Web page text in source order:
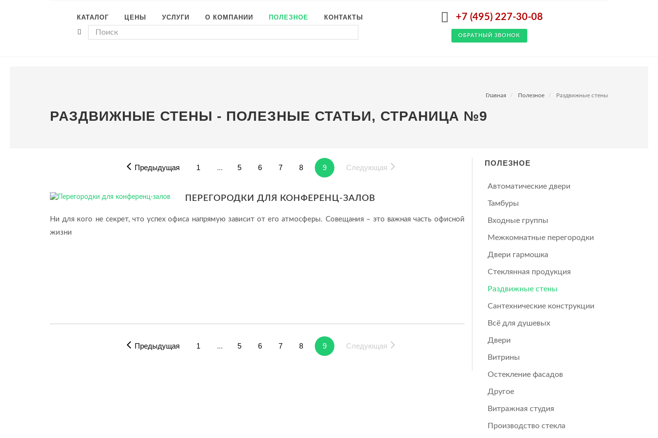
КАТАЛОГ ЦЕНЫ УСЛУГИ О КОМПАНИИ ПОЛЕЗНОЕ КОНТАКТЫ +7 (495) 227-30-08
ОБРАТНЫЙ ЗВОНОК
Главная Полезное Раздвижные стены
РАЗДВИЖНЫЕ СТЕНЫ - ПОЛЕЗНЫЕ СТАТЬИ, СТРАНИЦА №9
Предыдущая 1 ... 5 6 7 8 9 Следующая
ПЕРЕГОРОДКИ ДЛЯ КОНФЕРЕНЦ-ЗАЛОВ
Ни для кого не секрет, что успех офиса напрямую зависит от его атмосферы. Совещания – это важная часть офисной
жизни
Предыдущая 1 ... 5 6 7 8 9 Следующая
ПОЛЕЗНОЕ
Автоматические двери
Тамбуры
Входные группы
Межкомнатные перегородки
Двери гармошка
Стеклянная продукция
Раздвижные стены
Сантехнические конструкции
Всё для душевых
Двери
Витрины
Остекление фасадов
Другое
Витражная студия
Производство стекла